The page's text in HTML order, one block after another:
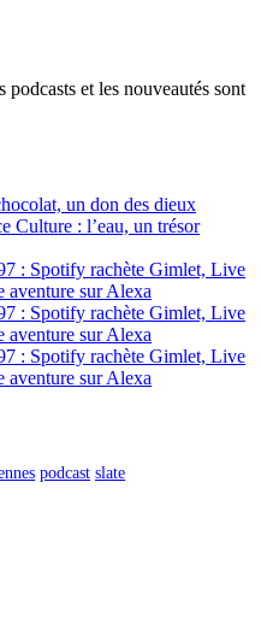
et les nouveautés sont
un don des dieux
Culture : l’eau, un trésor
: Spotify rachète Gimlet, Live
aventure sur Alexa
: Spotify rachète Gimlet, Live
aventure sur Alexa
: Spotify rachète Gimlet, Live
aventure sur Alexa
podcast slate